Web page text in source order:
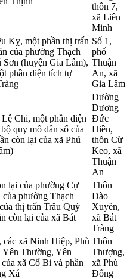
thôn 7,
xã Liên
Minh
Kỵ, một phần thị trấn
của phường Thạch
Sơn (huyện Gia Lâm),
phần diện tích tự
Số 1,
phố
Thuận
An, xã
Gia Lâm
Chi, một phần diện
quy mô dân số của
còn lại của xã Phú
Đường
Dương
Đức
Hiền,
thôn Cừ
Keo, xã
Thuận
An
lại của phường Cự
phường Thạch
thị trấn Trâu Quỳ
còn lại của xã Bát
Thôn
Đào
Xuyên,
xã Bát
Tràng
xã Ninh Hiệp, Phù
Thường, Yên
xã Cổ Bi và phần
Xá
Thôn
Thượng,
xã Phù
Đổng